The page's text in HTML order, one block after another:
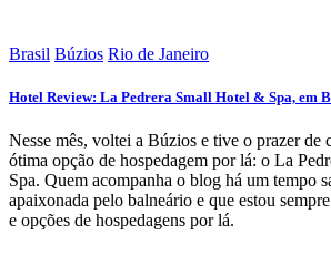
Brasil Búzios Rio de Janeiro
Hotel Review: La Pedrera Small Hotel & Spa, em
Nesse mês, voltei a Búzios e tive o prazer de
ótima opção de hospedagem por lá: o La
Spa. Quem acompanha o blog há um tempo
apaixonada pelo balneário e que estou
e opções de hospedagens por lá.